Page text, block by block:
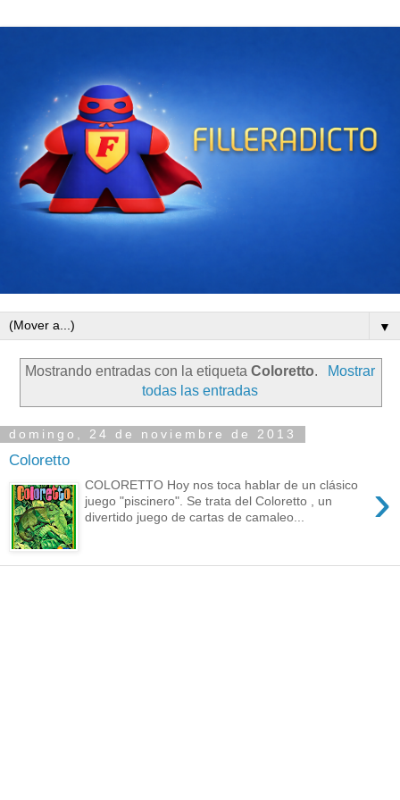
▼
Mostrando entradas con la etiquetaColoretto.
Mostrar
todas las entradas
domingo, 24 de noviembre de 2013
Coloretto
›
COLORETTO Hoy nos toca hablar de un clásico
juego "piscinero". Se trata del Coloretto , un
divertido juego de cartas de camaleo...